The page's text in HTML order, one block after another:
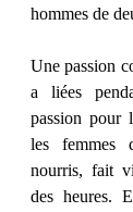
hommes de
Une passion
a liées
passion pour
les femmes
nourris, fait
des heures.